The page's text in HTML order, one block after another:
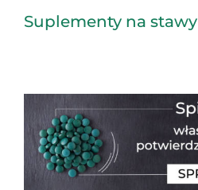
Suplementy na stawy